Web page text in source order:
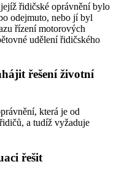
řidičské oprávnění bylo
odejmuto, nebo jí byl
řízení motorových
udělení řidičského
řešení životní
která je od
a tudíž vyžaduje
řešit